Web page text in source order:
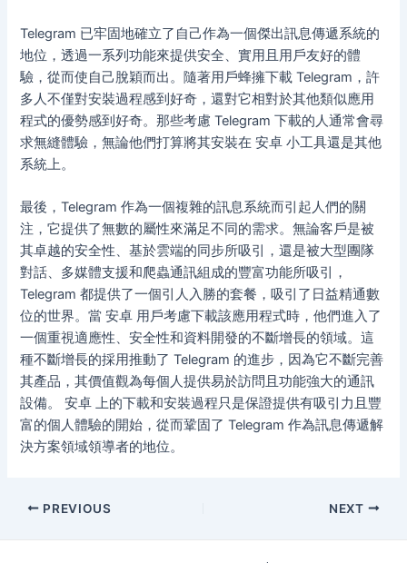
Telegram 已牢固地確立了自己作為一個傑出訊息傳遞系統的
地位，透過一系列功能來提供安全、實用且用戶友好的體
驗，從而使自己脫穎而出。隨著用戶蜂擁下載 Telegram，許
多人不僅對安裝過程感到好奇，還對它相對於其他類似應用
程式的優勢感到好奇。那些考慮 Telegram 下載的人通常會尋
求無縫體驗，無論他們打算將其安裝在 安卓 小工具還是其他
系統上。
最後，Telegram 作為一個複雜的訊息系統而引起人們的關
注，它提供了無數的屬性來滿足不同的需求。無論客戶是被
其卓越的安全性、基於雲端的同步所吸引，還是被大型團隊
對話、多媒體支援和爬蟲通訊組成的豐富功能所吸引，
Telegram 都提供了一個引人入勝的套餐，吸引了日益精通數
位的世界。當 安卓 用戶考慮下載該應用程式時，他們進入了
一個重視適應性、安全性和資料開發的不斷增長的領域。這
種不斷增長的採用推動了 Telegram 的進步，因為它不斷完善
其產品，其價值觀為每個人提供易於訪問且功能強大的通訊
設備。 安卓 上的下載和安裝過程只是保證提供有吸引力且豐
富的個人體驗的開始，從而鞏固了 Telegram 作為訊息傳遞解
決方案領域領導者的地位。
Post
PREVIOUS NEXT